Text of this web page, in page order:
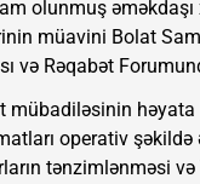
olunmuş
müavini Bolat
və Rəqabət
mübadiləsinin
operativ
tənzimlənməsi